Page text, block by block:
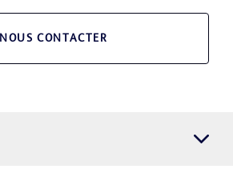
NOUS CONTACTER